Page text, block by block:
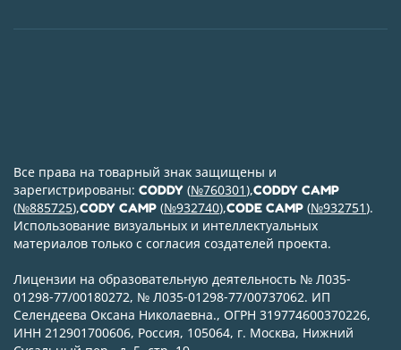
Все права на товарный знак защищены и
зарегистрированы: CODDY (№760301),CODDY CAMP
(№885725),CODY CAMP (№932740),CODE CAMP (№932751).
Использование визуальных и интеллектуальных
материалов только с согласия создателей проекта.
Лицензии на образовательную деятельность № Л035-
01298-77/00180272, № Л035-01298-77/00737062. ИП
Селендеева Оксана Николаевна., ОГРН 319774600370226,
ИНН 212901700606, Россия, 105064, г. Москва, Нижний